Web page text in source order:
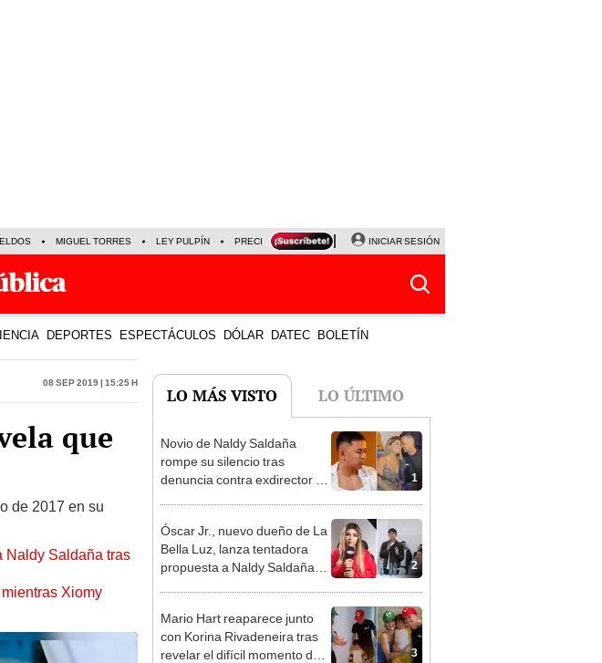
MIGUEL TORRES LEY PULPÍN PRECIO DEL DÓLAR CORTE DE LUZ VIERNES 7 DE AGOSTO
INICIAR SESIÓN
DEPORTES ESPECTÁCULOS DÓLAR DATEC BOLETÍN
08 Sep 2019 | 15:25 h
que
de 2017 en su
Naldy Saldaña tras
Xiomy
LO MÁS VISTO LO ÚLTIMO
1
Novio de Naldy Saldaña
rompe su silencio tras
denuncia contra exdirector de
2
Óscar Jr., nuevo dueño de La
Bella Luz, lanza tentadora
propuesta a Naldy Saldaña
tipo de ley”
3
Mario Hart reaparece junto
con Korina Rivadeneira tras
revelar el difícil momento de